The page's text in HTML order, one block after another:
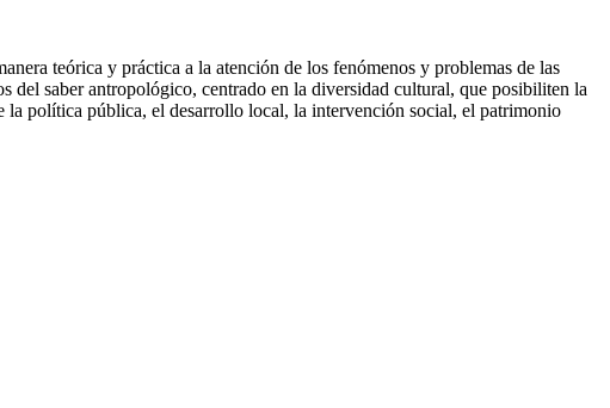
teórica y práctica a la atención de los fenómenos y problemas de las
del saber antropológico, centrado en la diversidad cultural, que posibiliten la
la política pública, el desarrollo local, la intervención social, el patrimonio